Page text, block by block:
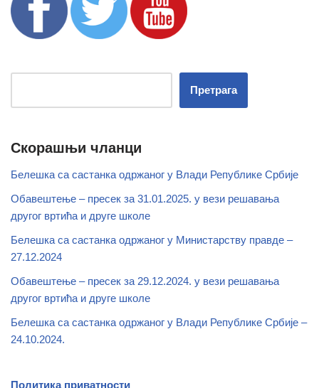
Претрага
Скорашњи чланци
Белешка са састанка одржаног у Влади Републике Србије
Обавештење – пресек за 31.01.2025. у вези решавања
другог вртића и друге школе
Белешка са састанка одржаног у Министарству правде –
27.12.2024
Обавештење – пресек за 29.12.2024. у вези решавања
другог вртића и друге школе
Белешка са састанка одржаног у Влади Републике Србије –
24.10.2024.
Политика приватности